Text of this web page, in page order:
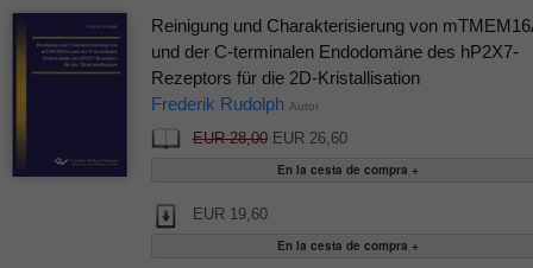
Reinigung und Charakterisierung von
und der C-terminalen Endodomäne des hP2X7-
Rezeptors für die 2D-Kristallisation
Frederik Rudolph Autor
EUR 28,00EUR 26,60
EUR 19,60